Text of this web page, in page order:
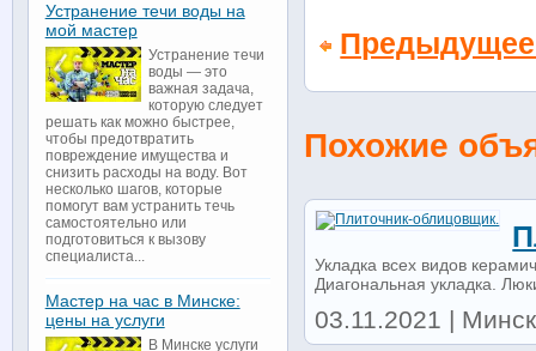
Похожие
Укладка всех видов
Диагональная укладка.
03.11.2021 |
Устранение течи воды на
мой мастер
Устранение течи
воды — это
важная задача,
которую следует
решать как можно быстрее,
чтобы предотвратить
повреждение имущества и
снизить расходы на воду. Вот
несколько шагов, которые
помогут вам устранить течь
самостоятельно или
подготовиться к вызову
специалиста...
Мастер на час в Минске:
цены на услуги
В Минске услуги